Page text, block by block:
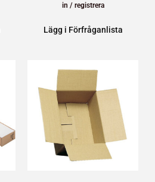
in / registrera
Lägg i Förfråganlista